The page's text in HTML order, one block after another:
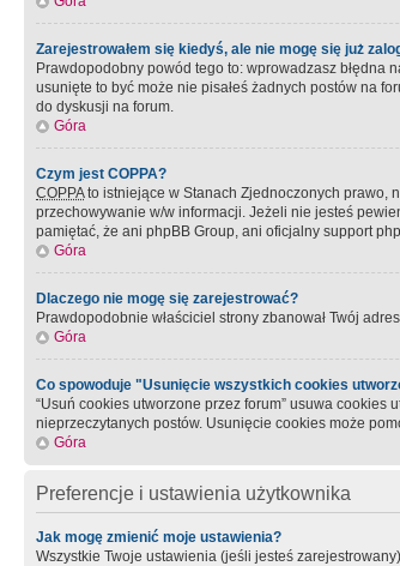
Zarejestrowałem się kiedyś, ale nie mogę się już
Prawdopodobny powód tego to: wprowadzasz błędna
usunięte to być może nie pisałeś żadnych postów na
do dyskusji na forum.
Góra
Czym jest COPPA?
COPPAto istniejące w Stanach Zjednoczonych prawo,
przechowywanie w/w informacji. Jeżeli nie jesteś
pamiętać, że ani phpBB Group, ani oficjalny support
Góra
Dlaczego nie mogę się zarejestrować?
Prawdopodobnie właściciel strony zbanował Twój
Góra
Co spowoduje "Usunięcie wszystkich cookies
“Usuń cookies utworzone przez forum” usuwa
nieprzeczytanych postów. Usunięcie cookies może
Góra
Preferencje i ustawienia użytkownika
Jak mogę zmienić moje ustawienia?
Wszystkie Twoje ustawienia (jeśli jesteś